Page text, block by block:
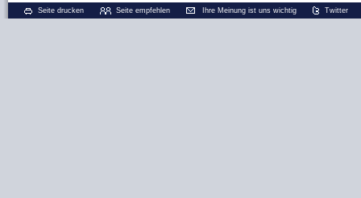
Seite drucken
Seite empfehlen Ihre Meinung ist uns wichtig Twitter